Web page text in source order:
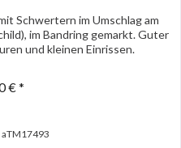
Schwertern im Umschlag am
im Bandring gemarkt. Guter
und kleinen Einrissen.
€ *
aTM17493